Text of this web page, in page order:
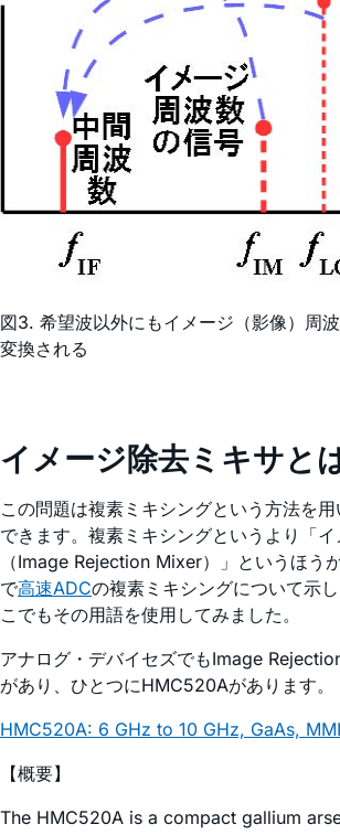
図3. 希望波以外にもイメージ（影像）周
変換される
イメージ除去ミキサと
この問題は複素ミキシングという方法を
できます。複素ミキシングというより「
（Image Rejection Mixer）」というほう
で高速ADCの複素ミキシングについて示
こでもその用語を使用してみました。
アナログ・デバイセズでもImage
があり、ひとつにHMC520Aがあります。
HMC520A: 6 GHz to 10 GHz, GaAs,
【概要】
The HMC520A is a compact gallium